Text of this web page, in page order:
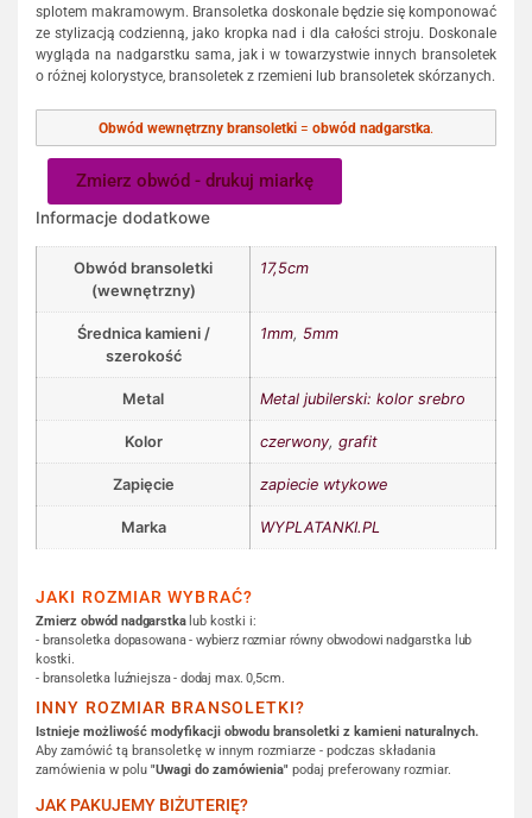
splotem makramowym. Bransoletka doskonale będzie się komponować
ze stylizacją codzienną, jako kropka nad i dla całości stroju. Doskonale
wygląda na nadgarstku sama, jak i w towarzystwie innych bransoletek
o różnej kolorystyce, bransoletek z rzemieni lub bransoletek skórzanych.
Obwód wewnętrzny bransoletki = obwód nadgarstka.
Zmierz obwód - drukuj miarkę
Informacje dodatkowe
Obwód bransoletki
(wewnętrzny)
17,5cm
Średnica kamieni /
szerokość
1mm, 5mm
Metal Metal jubilerski: kolor srebro
Kolor czerwony, grafit
Zapięcie zapiecie wtykowe
Marka WYPLATANKI.PL
JAKI ROZMIAR WYBRAĆ?
Zmierz obwód nadgarstkalub kostki i:
- bransoletka dopasowana - wybierz rozmiar równy obwodowi nadgarstka lub
kostki.
- bransoletka luźniejsza - dodaj max. 0,5cm.
INNY ROZMIAR BRANSOLETKI?
Istnieje możliwość modyfikacji obwodu bransoletki z kamieni naturalnych.
Aby zamówić tą bransoletkę w innym rozmiarze - podczas składania
zamówienia w polu "Uwagi do zamówienia" podaj preferowany rozmiar.
JAK PAKUJEMY BIŻUTERIĘ?